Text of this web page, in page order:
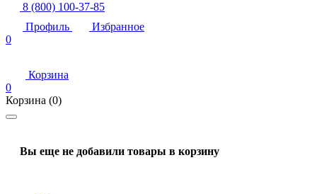
8 (800) 100-37-85
Профиль
Избранное
0
Корзина
0
Корзина (0)
Вы еще не добавили товары в корзину